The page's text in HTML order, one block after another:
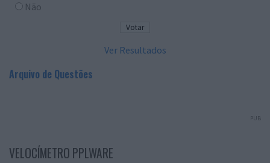
Não
Ver Resultados
Arquivo de Questões
PUB
VELOCÍMETRO PPLWARE